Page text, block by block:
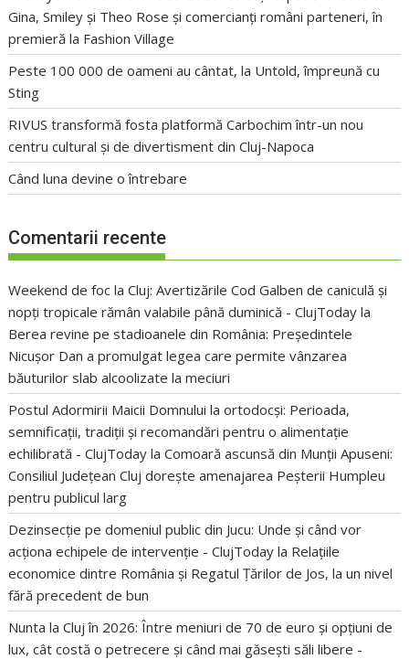
Gina, Smiley și Theo Rose și comercianți români parteneri, în
premieră la Fashion Village
Peste 100 000 de oameni au cântat, la Untold, împreună cu
Sting
RIVUS transformă fosta platformă Carbochim într-un nou
centru cultural și de divertisment din Cluj-Napoca
Când luna devine o întrebare
Comentarii recente
Weekend de foc la Cluj: Avertizările Cod Galben de caniculă și
nopți tropicale rămân valabile până duminică - ClujToday la
Berea revine pe stadioanele din România: Președintele
Nicușor Dan a promulgat legea care permite vânzarea
băuturilor slab alcoolizate la meciuri
Postul Adormirii Maicii Domnului la ortodocși: Perioada,
semnificații, tradiții și recomandări pentru o alimentație
echilibrată - ClujToday laComoară ascunsă din Munții Apuseni:
Consiliul Județean Cluj dorește amenajarea Peșterii Humpleu
pentru publicul larg
Dezinsecție pe domeniul public din Jucu: Unde și când vor
acționa echipele de intervenție - ClujToday la Relațiile
economice dintre România și Regatul Țărilor de Jos, la un nivel
fără precedent de bun
Nunta la Cluj în 2026: Între meniuri de 70 de euro și opțiuni de
lux, cât costă o petrecere și când mai găsești săli libere -